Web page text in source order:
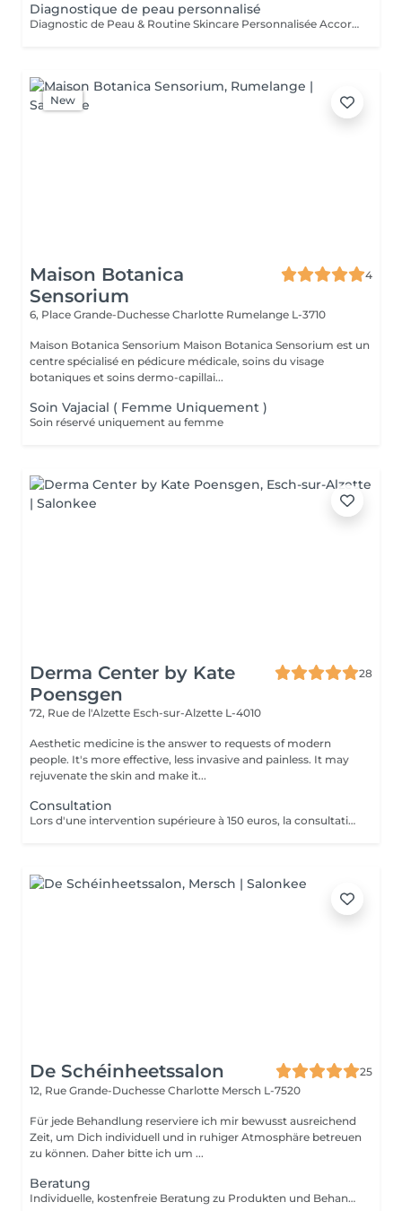
Diagnostique de peau personnalisé
Diagnostic de Peau & Routine Skincare Personnalisée Accordez à votre peau l'attention qu'elle mérite grâce à un accompagnement entièrement sur mesure. Pendant 1 heure, nous prenons le temps d'analyser votre peau en profondeur afin d'identifier précisément votre type de peau ainsi que son état actuel. Cet échange me permet de comprendre vos habitudes, votre mode de vie et vos objectifs, afin de vous proposer des solutions réellement adaptées. À l'issue de ce diagnostic, vous bénéficiez de : * Une routine skincare personnalisée à domicile, simple, efficace et adaptée à votre quotidien * Une sélection de produits ciblés, parfaitement adaptés à votre peau * Des conseils professionnels pour améliorer durablement la qualité de votre peau * Un plan de soins en institut, conçu sur mesure pour optimiser vos résultats Chaque recommandation est pensée pour s'intégrer facilement à votre mode de vie, avec une approche réaliste et progressive.
New
Maison Botanica
Sensorium
4
6, Place Grande-Duchesse Charlotte Rumelange L-3710
Maison Botanica Sensorium Maison Botanica Sensorium est un
centre spécialisé en pédicure médicale, soins du visage
botaniques et soins dermo-capillai...
Soin Vajacial ( Femme Uniquement )
Soin réservé uniquement au femme
Derma Center by Kate
Poensgen
28
72, Rue de l'Alzette Esch-sur-Alzette L-4010
Aesthetic medicine is the answer to requests of modern
people. It's more effective, less invasive and painless. It may
rejuvenate the skin and make it...
Consultation
Lors d'une intervention supérieure à 150 euros, la consultation est gratuite.
De Schéinheetssalon
25
12, Rue Grande-Duchesse Charlotte Mersch L-7520
Für jede Behandlung reserviere ich mir bewusst ausreichend
Zeit, um Dich individuell und in ruhiger Atmosphäre betreuen
zu können. Daher bitte ich um ...
Beratung
Individuelle, kostenfreie Beratung zu Produkten und Behandlungen einzeln oder ergänzend zu jeder Anwendung buchbar.